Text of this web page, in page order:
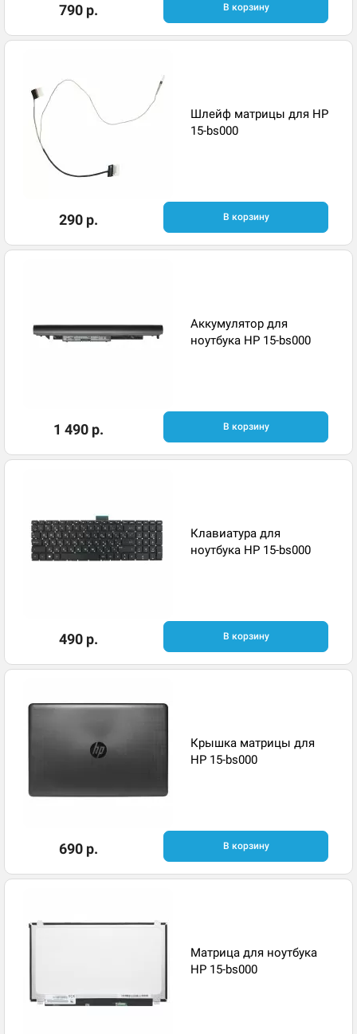
790 р. В корзину
Шлейф матрицы для HP
15-bs000
290 р. В корзину
Аккумулятор для
ноутбука HP 15-bs000
1 490 р. В корзину
Клавиатура для
ноутбука HP 15-bs000
490 р. В корзину
Крышка матрицы для
HP 15-bs000
690 р. В корзину
Матрица для ноутбука
HP 15-bs000